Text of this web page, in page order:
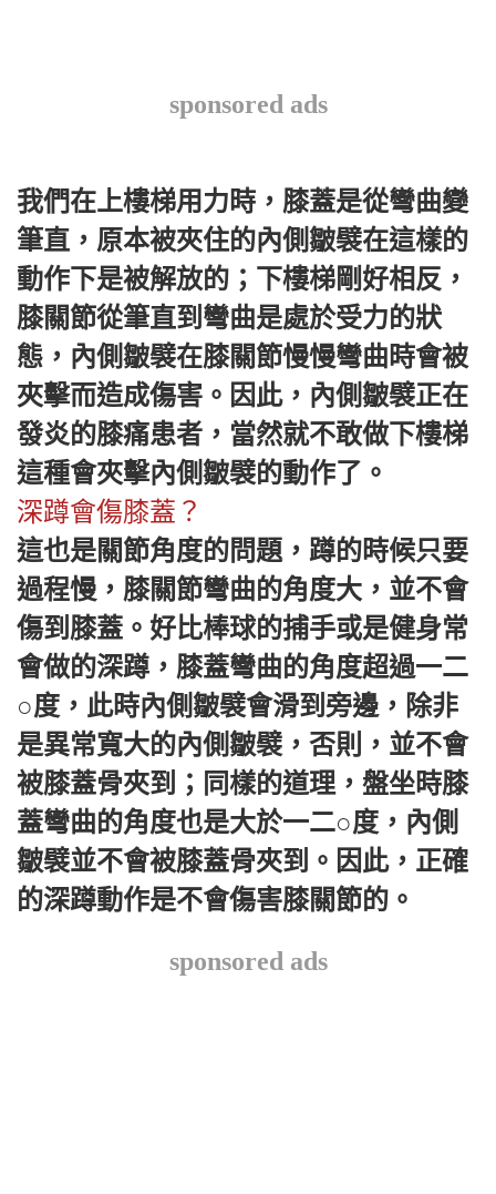
sponsored ads
我們在上樓梯用力時，膝蓋是從彎曲變
筆直，原本被夾住的內側皺襞在這樣的
動作下是被解放的；下樓梯剛好相反，
膝關節從筆直到彎曲是處於受力的狀
態，內側皺襞在膝關節慢慢彎曲時會被
夾擊而造成傷害。因此，內側皺襞正在
發炎的膝痛患者，當然就不敢做下樓梯
這種會夾擊內側皺襞的動作了。
深蹲會傷膝蓋？
這也是關節角度的問題，蹲的時候只要
過程慢，膝關節彎曲的角度大，並不會
傷到膝蓋。好比棒球的捕手或是健身常
會做的深蹲，膝蓋彎曲的角度超過一二
○度，此時內側皺襞會滑到旁邊，除非
是異常寬大的內側皺襞，否則，並不會
被膝蓋骨夾到；同樣的道理，盤坐時膝
蓋彎曲的角度也是大於一二○度，內側
皺襞並不會被膝蓋骨夾到。因此，正確
的深蹲動作是不會傷害膝關節的。
sponsored ads